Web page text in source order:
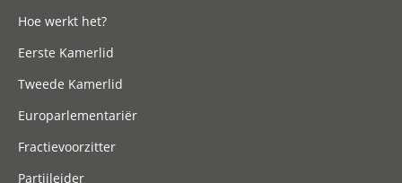
Hoe werkt het?
Eerste Kamerlid
Tweede Kamerlid
Europarlementariër
Fractievoorzitter
Partijleider